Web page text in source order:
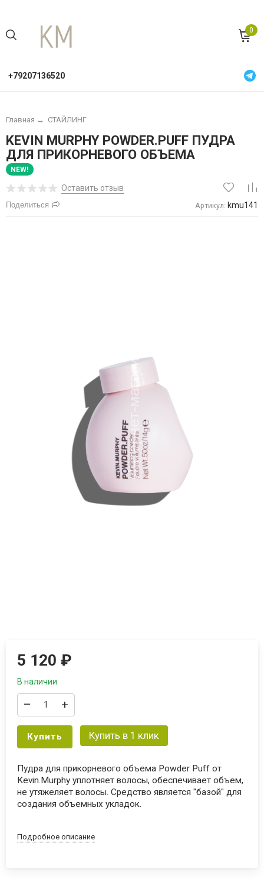
0
+79207136520
Главная → СТАЙЛИНГ
KEVIN MURPHY POWDER.PUFF ПУДРА
ДЛЯ ПРИКОРНЕВОГО ОБЪЕМА
NEW!
Оставить отзыв
Поделиться Артикул: kmu141
5 120₽
В наличии
– +
Купить Купить в 1 клик
Пудра для прикорневого объема Powder Puff от
Kevin.Murphy уплотняет волосы, обеспечивает объем,
не утяжеляет волосы. Средство является "базой" для
создания объемных укладок.
Подробное описание